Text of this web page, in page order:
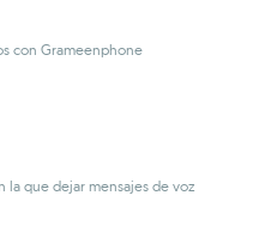
con Grameenphone
la que dejar mensajes de voz